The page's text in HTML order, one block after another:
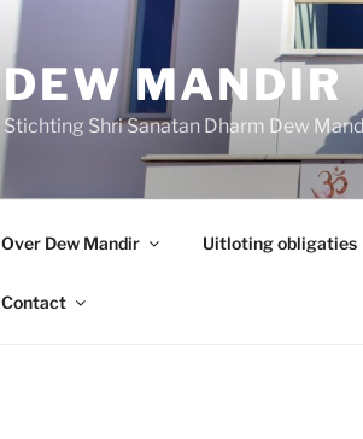
DEW MANDIR
Stichting Shri Sanatan Dharm Dew
Over Dew Mandir Uitloting obligaties
Contact